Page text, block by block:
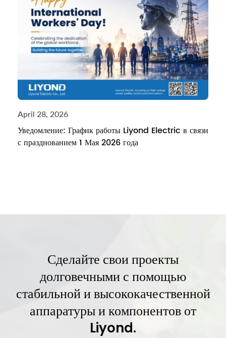
April 28, 2026
Уведомление: График работы Liyond Electric в связи
с празднованием 1 Мая 2026 года
Сделайте свои проекты
долговечными с помощью
стабильной и высококачественной
аппаратуры и компонентов от
Liyond.